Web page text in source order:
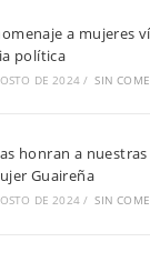
a mujeres
política
DE 2024 / SIN
honran a
Guaireña
DE 2024 / SIN